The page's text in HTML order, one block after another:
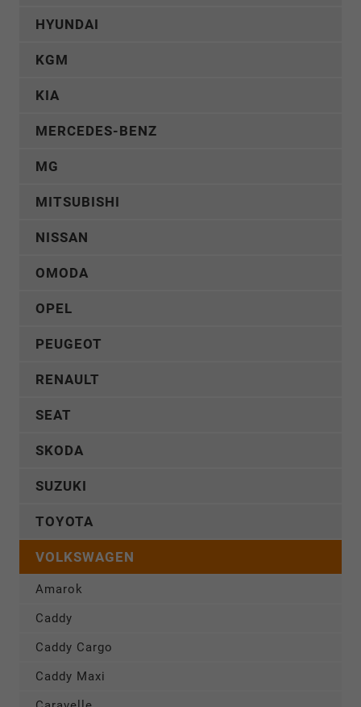
HYUNDAI
KGM
KIA
MERCEDES-BENZ
MG
MITSUBISHI
NISSAN
OMODA
OPEL
PEUGEOT
RENAULT
SEAT
SKODA
SUZUKI
TOYOTA
VOLKSWAGEN
Amarok
Caddy
Caddy Cargo
Caddy Maxi